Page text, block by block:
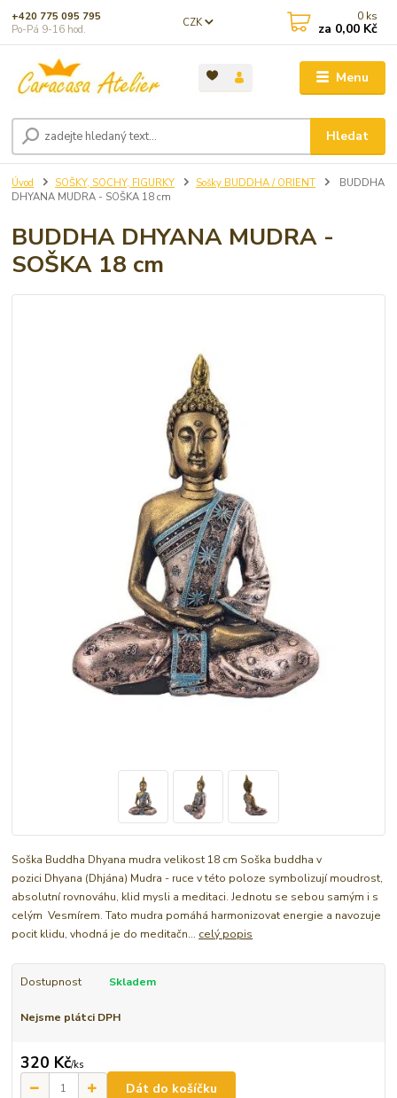
Menu
CZK
Hledat
+420 775 095 795
Po-Pá 9-16 hod.
0 ks
za 0,00 Kč
Úvod SOŠKY, SOCHY, FIGURKY Sošky BUDDHA / ORIENT
BUDDHA
DHYANA MUDRA - SOŠKA 18 cm
BUDDHA DHYANA MUDRA -
SOŠKA 18 cm
Soška Buddha Dhyana mudra velikost 18 cm Soška buddha v
pozici Dhyana (Dhjána) Mudra - ruce v této poloze symbolizují moudrost,
absolutní rovnováhu, klid mysli a meditaci. Jednotu se sebou samým i s
celým Vesmírem. Tato mudra pomáhá harmonizovat energie a navozuje
pocit klidu, vhodná je do meditačn... celý popis
Dostupnost Skladem
Nejsme plátci DPH
320 Kč/ks
Dát do košíčku